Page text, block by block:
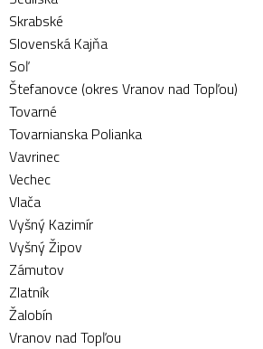
Skrabské
Slovenská Kajňa
Soľ
Štefanovce (okres Vranov nad Topľou)
Tovarné
Tovarnianska Polianka
Vavrinec
Vechec
Vlača
Vyšný Kazimír
Vyšný Žipov
Zámutov
Zlatník
Žalobín
Vranov nad Topľou